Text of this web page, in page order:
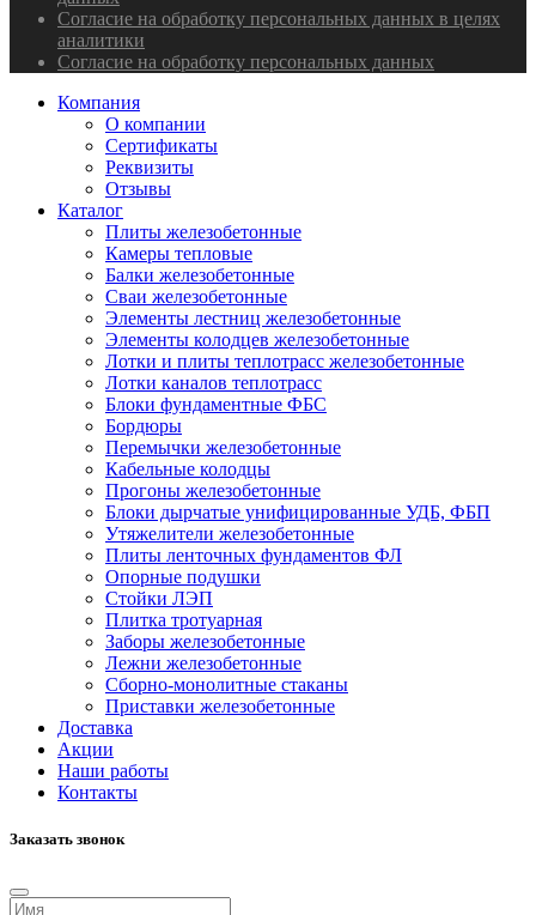
Согласие на обработку персональных данных в целях
аналитики
Согласие на обработку персональных данных
Компания
О компании
Сертификаты
Реквизиты
Отзывы
Каталог
Плиты железобетонные
Камеры тепловые
Балки железобетонные
Сваи железобетонные
Элементы лестниц железобетонные
Элементы колодцев железобетонные
Лотки и плиты теплотрасс железобетонные
Лотки каналов теплотрасс
Блоки фундаментные ФБС
Бордюры
Перемычки железобетонные
Кабельные колодцы
Прогоны железобетонные
Блоки дырчатые унифицированные УДБ, ФБП
Утяжелители железобетонные
Плиты ленточных фундаментов ФЛ
Опорные подушки
Стойки ЛЭП
Плитка тротуарная
Заборы железобетонные
Лежни железобетонные
Сборно-монолитные стаканы
Приставки железобетонные
Доставка
Акции
Наши работы
Контакты
Заказать звонок